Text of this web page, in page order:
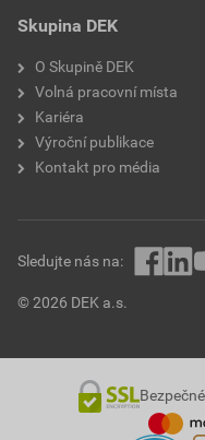
Skupina DEK
O Skupině DEK
Volná pracovní místa
Kariéra
Výroční publikace
Kontakt pro média
© 2026 DEK a.s.
Sledujte nás na: